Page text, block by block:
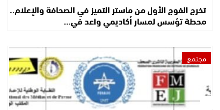
تخرج الفوج الأول من ماستر التميز في الصحافة والإعلام..
محطة تؤسس لمسار أكاديمي واعد في…
مجتمع